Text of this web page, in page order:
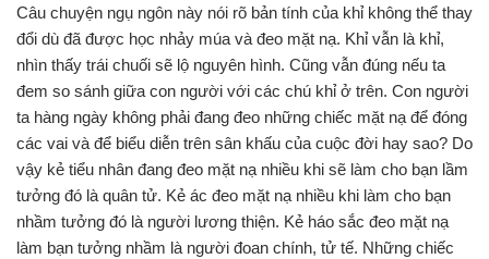
Câu chuyện ngụ ngôn này nói rõ bản tính của khỉ không thể thay
đổi dù đã được học nhảy múa và đeo mặt nạ. Khỉ vẫn là khỉ,
nhìn thấy trái chuối sẽ lộ nguyên hình. Cũng vẫn đúng nếu ta
đem so sánh giữa con người với các chú khỉ ở trên. Con người
ta hàng ngày không phải đang đeo những chiếc mặt nạ để đóng
các vai và để biểu diễn trên sân khấu của cuộc đời hay sao? Do
vậy kẻ tiểu nhân đang đeo mặt nạ nhiều khi sẽ làm cho bạn lầm
tưởng đó là quân tử. Kẻ ác đeo mặt nạ nhiều khi làm cho bạn
nhầm tưởng đó là người lương thiện. Kẻ háo sắc đeo mặt nạ
làm bạn tưởng nhầm là người đoan chính, tử tế. Những chiếc